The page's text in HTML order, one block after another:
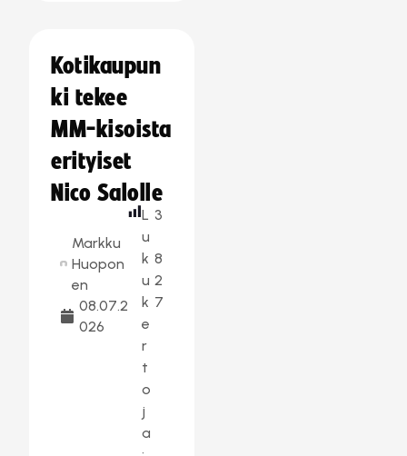
Kotikaupun
ki tekee
MM-kisoista
erityiset
Nico Salolle
Markku
Huopon
en
08.07.2
026
L
u
k
u
k
e
r
t
o
j
a
3
8
2
7